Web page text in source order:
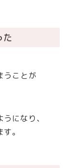
た
うことが
になり、
。